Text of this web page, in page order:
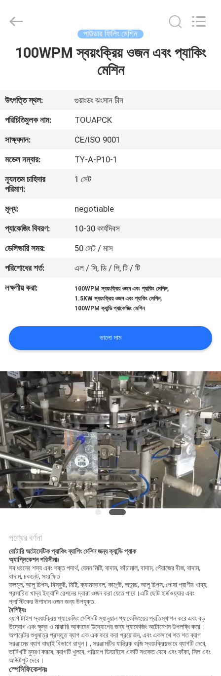
বাড়ি
আমাদের
সম্পর্কে
ফ্যাক্টরি
ট্যুর
মান
নিয়ন্ত্রণ
আমাদের
সাথে
খবর
মামলা
একটি
উদ্ধৃতি
অনুরোধ
করুন
SITEMAP
নীতি
Reserved.
পাউডার ফিলিং মেশিন
100WPM স্বয়ংক্রিয় ওজন এবং প্যাকিং
মেশিন
উৎপত্তি স্থল:
গুয়াংডং ঝংসান চীন
পরিচিতিমুলক নাম:
TOUAPCK
সাক্ষ্যদান:
CE/ISO 9001
মডেল নম্বার:
TY-A-P10-1
ন্যূনতম চাহিদার
পরিমাণ:
1 সেট
মূল্য:
negotiable
প্যাকেজিং বিবরণ:
10-30 কার্যদিবস
ডেলিভারি সময়:
50 সেট / মাস
পরিশোধের শর্ত:
এল / সি, ডি / পি, টি / টি
লক্ষণীয় করা:
100WPM স্বয়ংক্রিয় ওজন এবং প্যাকিং মেশিন,
1.5KW স্বয়ংক্রিয় ওজন এবং প্যাকিং মেশিন,
100WPM ক্যান্ডি প্যাকেজিং মেশিন
ভালো দাম
পণ্যের বর্ণনা
রোটারি অটোমেটিক প্যাকিং ব্যাগিং মেশিন জন্য ক্যান্ডি প্যাক
অ্যাপ্লিকেশন পরিসীমাঃ
সব ধরনের শস্য এবং শক্ত পদার্থ, যেমন মিষ্টি, বাদাম, কাঁচামাল, বাদাম, পেঁয়াজের বীজ, বাদাম,
বাদাম, চকলেট, সংরক্ষিত
ফলমূল, আলু চিপস, বিস্কুট, মিষ্টি, ক্যামফরবল, কার্পেন্ট, আমন্ড, আলু চিপস, পোষা প্রাণীর খাদ্য,
প্রসারিত খাদ্য ইত্যাদি রেশনের দ্বারা ওজন করা যেতে পারে।এটি ছোট হার্ডওয়্যার এবং
প্লাস্টিকের উপাদান ওজন জন্য উপযুক্ত.
বৈশিষ্ট্যঃ
ব্যাগ টাইপ স্বয়ংক্রিয় প্যাকেজিং মেশিনটি ম্যানুয়াল প্যাকেজিংয়ের প্রতিস্থাপন করে এবং বড়
উদ্যোগ এবং ক্ষুদ্র ও মাঝারি আকারের উদ্যোগের জন্য প্যাকেজিং অটোমেশন উপলব্ধি করে।
অপারেটর শুধুমাত্র প্রস্তুত ব্যাগ এক এক করে করা প্রয়োজন, এবং একসাথে শত শত ব্যাগ
সরঞ্জামের ব্যাগ বাছাই বিভাগে রাখুন। , সরঞ্জামটির যান্ত্রিক কব্জি স্বয়ংক্রিয়ভাবে ব্যাগটি নেবে,
তারিখটি মুদ্রণ করবে, ব্যাগটি খুলবে, পরিমাপ ডিভাইসে একটি সংকেত দেবে এবং ফাঁকা, সিল এবং
আউটপুট দেবে।
স্পেসিফিকেশনঃ